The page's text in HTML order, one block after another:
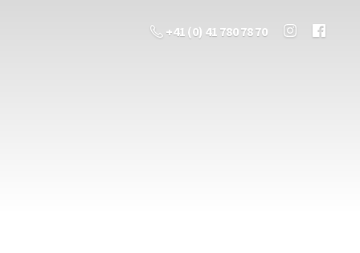
+41 (0) 41 780 78 70